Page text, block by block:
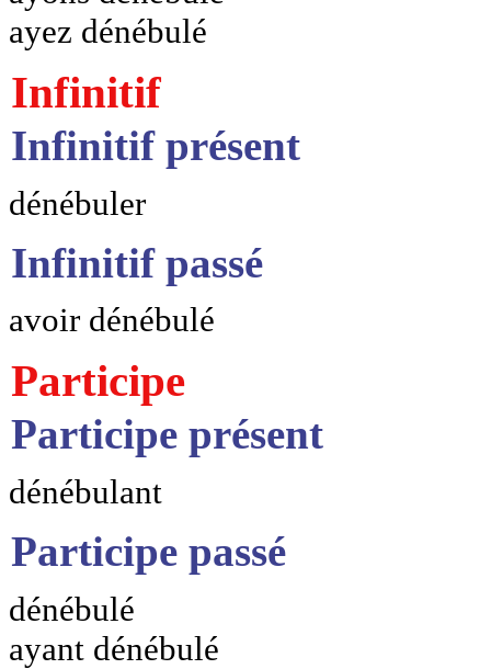
ayez dénébulé
Infinitif
Infinitif présent
dénébuler
Infinitif passé
avoir dénébulé
Participe
Participe présent
dénébulant
Participe passé
dénébulé
ayant dénébulé